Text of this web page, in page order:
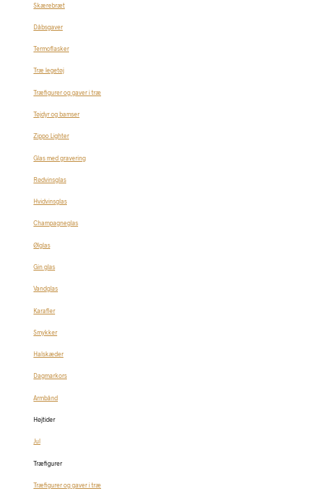
Skærebræt
Dåbsgaver
Termoflasker
Træ legetøj
Træfigurer og gaver i træ
Tøjdyr og bamser
Zippo Lighter
Glas med gravering
Rødvinsglas
Hvidvinsglas
Champagneglas
Ølglas
Gin glas
Vandglas
Karafler
Smykker
Halskæder
Dagmarkors
Armbånd
Højtider
Jul
Træfigurer
Træfigurer og gaver i træ